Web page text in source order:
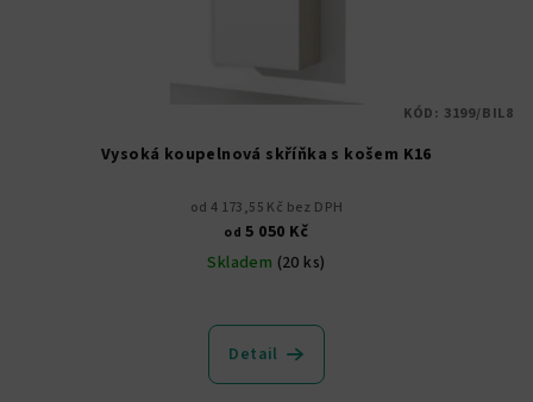
Vysoká koupelnová skříňka s košem K16
od 4 173,55 Kč bez DPH
od 5 050 Kč
Skladem (20 ks)
hodnocení
produktu
Detail
KÓD: 3199/BIL8